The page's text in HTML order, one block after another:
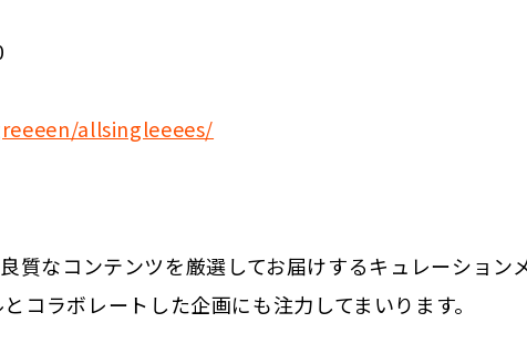
allsingleeees/
なコンテンツを厳選してお届けするキュレーション
コラボレートした企画にも注力してまいります。